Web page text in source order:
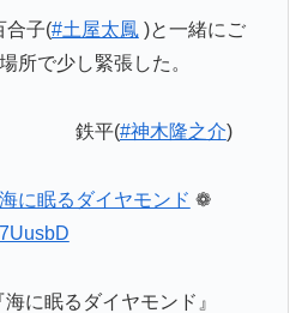
合子(#土屋太鳳)と一緒にご
所で少し緊張した。
(#神木隆之介)
に眠るダイヤモンド ❁
に眠るダイヤモンド』